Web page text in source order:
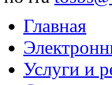
Главная
Услуги и